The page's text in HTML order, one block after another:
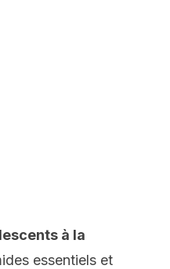
à la
essentiels et